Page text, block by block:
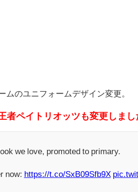
ムのユニフォームデザイン変更。
者ペイトリオッツも変更しまし
we love, promoted to primary.
now: https://t.co/SxB09Sfb9X